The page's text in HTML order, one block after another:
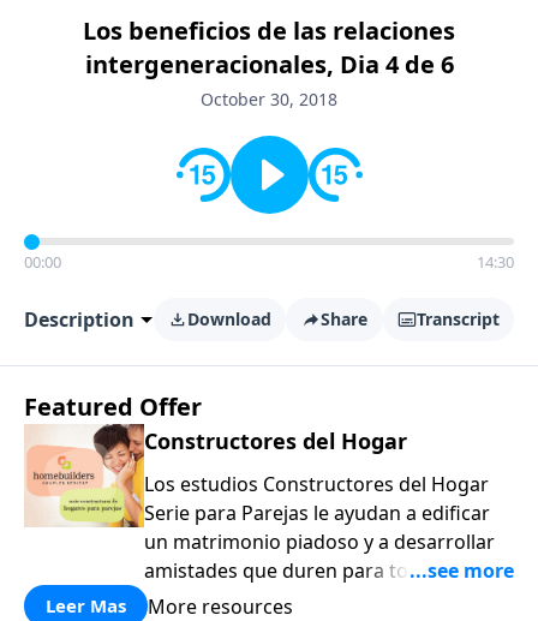
Los beneficios de las relaciones
intergeneracionales, Dia 4 de 6
October 30, 2018
00:00 14:30
Description Download Share Transcript
Featured Offer
Constructores del Hogar
Los estudios Constructores del Hogar
Serie para Parejas le ayudan a edificar
un matrimonio piadoso y a desarrollar
amistades que duren para toda la vida.
¡Únase a uno de los estudios de grupos
Leer Mas More resources